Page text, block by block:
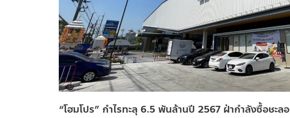
“โฮมโปร” กำไรทะลุ 6.5 พันล้านปี 2567 ฝ่ากำลังซื้อชะลอ
กำลัง
ซื้อ
ชะลอ